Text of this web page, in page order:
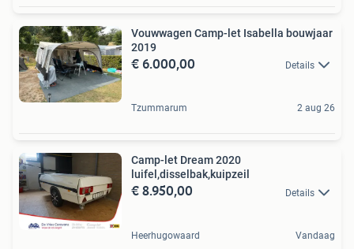
Vouwwagen Camp-let Isabella bouwjaar
2019
€ 6.000,00 Details
Tzummarum 2 aug 26
Camp-let Dream 2020
luifel,disselbak,kuipzeil
€ 8.950,00 Details
Heerhugowaard Vandaag